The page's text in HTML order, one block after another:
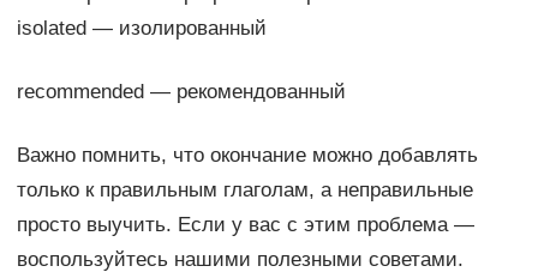
isolated — изолированный
recommended — рекомендованный
Важно помнить, что окончание можно добавлять
только к правильным глаголам, а неправильные
просто выучить. Если у вас с этим проблема —
воспользуйтесь нашими полезными советами.